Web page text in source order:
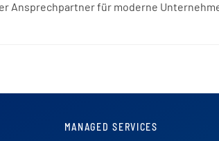
Ansprechpartner für moderne
MANAGED SERVICES